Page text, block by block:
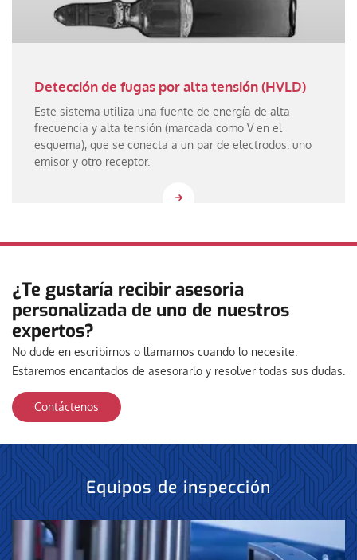
Detección de fugas por alta tensión (HVLD)
Este sistema utiliza una fuente de energía de alta
frecuencia y alta tensión (marcada como V en el
esquema), que se conecta a un par de electrodos: uno
emisor y otro receptor.
¿Te gustaría recibir asesoria
personalizada de uno de nuestros
expertos?
No dude en escribirnos o llamarnos cuando lo necesite.
Estaremos encantados de asesorarlo y resolver todas sus dudas.
Contáctenos
Equipos de inspección